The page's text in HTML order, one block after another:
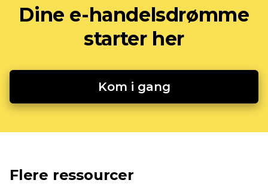
Dine e-handelsdrømme
starter her
Kom i gang
Flere ressourcer